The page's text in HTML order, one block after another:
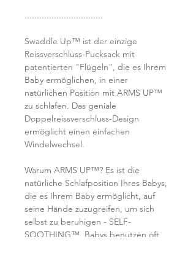
................................
Swaddle Up™ ist der einzige
Reissverschluss-Pucksack mit
patentierten "Flügeln", die es Ihrem
Baby ermöglichen, in einer
natürlichen Position mit ARMS UP™
zu schlafen. Das geniale
Doppelreissverschluss-Design
ermöglicht einen einfachen
Windelwechsel.
Warum ARMS UP™? Es ist die
natürliche Schlafposition Ihres Babys,
die es Ihrem Baby ermöglicht, auf
seine Hände zuzugreifen, um sich
selbst zu beruhigen - SELF-
SOOTHING™. Babys benutzen oft